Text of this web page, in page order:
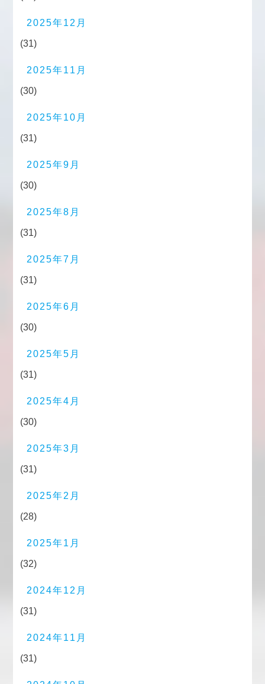
2025年12月
(31)
2025年11月
(30)
2025年10月
(31)
2025年9月
(30)
2025年8月
(31)
2025年7月
(31)
2025年6月
(30)
2025年5月
(31)
2025年4月
(30)
2025年3月
(31)
2025年2月
(28)
2025年1月
(32)
2024年12月
(31)
2024年11月
(31)